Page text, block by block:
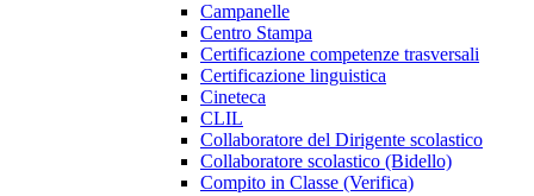
Campanelle
Centro Stampa
Certificazione competenze trasversali
Certificazione linguistica
Cineteca
CLIL
Collaboratore del Dirigente scolastico
Collaboratore scolastico (Bidello)
Compito in Classe (Verifica)